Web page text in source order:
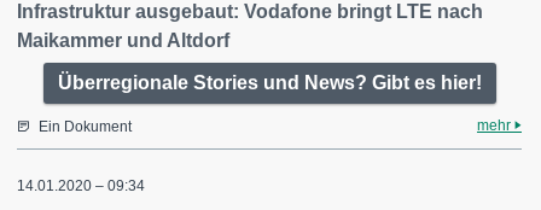
Infrastruktur ausgebaut: Vodafone bringt LTE nach
Maikammer und Altdorf
Überregionale Stories und News? Gibt es hier!
Ein Dokument mehr
14.01.2020 – 09:34